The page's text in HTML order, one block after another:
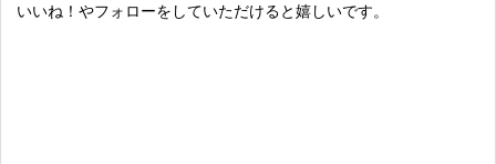
いいね！やフォローをしていただけると嬉しいです。